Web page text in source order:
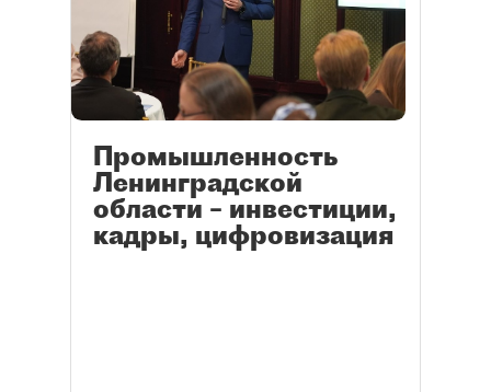
Промышленность
Ленинградской
области – инвестиции,
кадры, цифровизация